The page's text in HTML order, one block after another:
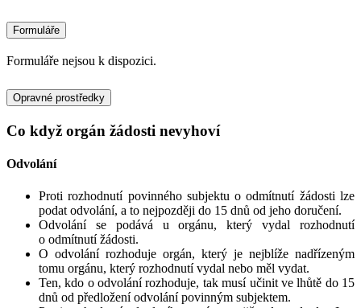
Formuláře
Formuláře nejsou k dispozici.
Opravné prostředky
Co když orgán žádosti nevyhoví
Odvolání
Proti rozhodnutí povinného subjektu o odmítnutí žádosti lze
podat odvolání, a to nejpozději do 15 dnů od jeho doručení.
Odvolání se podává u orgánu, který vydal rozhodnutí
o odmítnutí žádosti.
O odvolání rozhoduje orgán, který je nejblíže nadřízeným
tomu orgánu, který rozhodnutí vydal nebo měl vydat.
Ten, kdo o odvolání rozhoduje, tak musí učinit ve lhůtě do 15
dnů od předložení odvolání povinným subjektem.